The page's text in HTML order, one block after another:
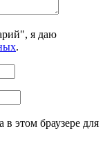
я даю
.
этом браузере для